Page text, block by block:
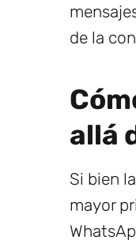
de la
allá
Si bien
mayor